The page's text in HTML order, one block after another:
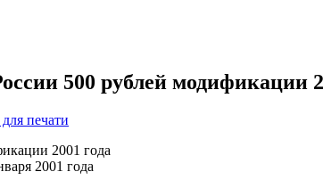
500 рублей модификации
печати
2001 года
2001 года